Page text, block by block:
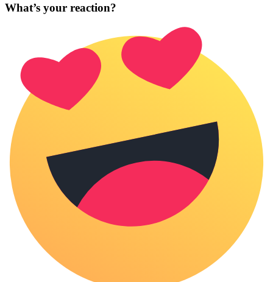
What’s your reaction?